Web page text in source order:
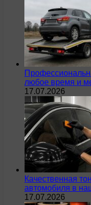
любое время и
17.07.2026
Качественная
автомобиля в
17.07.2026